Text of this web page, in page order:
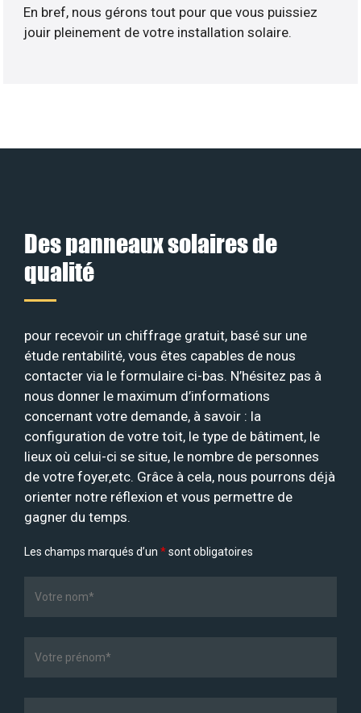
En bref, nous gérons tout pour que vous puissiez
jouir pleinement de votre installation solaire.
Des panneaux solaires de
qualité
pour recevoir un chiffrage gratuit, basé sur une
étude rentabilité, vous êtes capables de nous
contacter via le formulaire ci-bas. N’hésitez pas à
nous donner le maximum d’informations
concernant votre demande, à savoir : la
configuration de votre toit, le type de bâtiment, le
lieux où celui-ci se situe, le nombre de personnes
de votre foyer,etc. Grâce à cela, nous pourrons déjà
orienter notre réflexion et vous permettre de
gagner du temps.
Les champs marqués d’un *sont obligatoires